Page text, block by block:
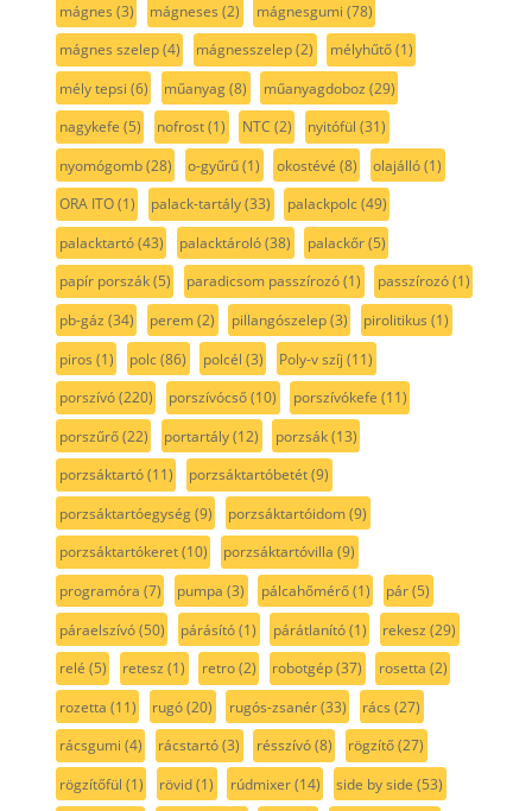
mágnes (3) mágneses (2) mágnesgumi (78)
mágnes szelep(4) mágnesszelep(2) mélyhűtő(1)
mély tepsi (6) műanyag(8) műanyagdoboz (29)
nagykefe (5) nofrost(1) NTC (2) nyitófül (31)
nyomógomb(28) o-gyűrű(1) okostévé (8) olajálló(1)
ORA ITO(1) palack-tartály(33) palackpolc(49)
palacktartó(43) palacktároló(38) palackőr(5)
papír porszák(5) paradicsom passzírozó(1) passzírozó(1)
pb-gáz (34) perem(2) pillangószelep(3) pirolitikus (1)
piros (1) polc(86) polcél (3) Poly-v szíj (11)
porszívó(220) porszívócső(10) porszívókefe (11)
porszűrő(22) portartály(12) porzsák(13)
porzsáktartó(11) porzsáktartóbetét(9)
porzsáktartóegység(9) porzsáktartóidom(9)
porzsáktartókeret(10) porzsáktartóvilla (9)
programóra (7) pumpa (3) pálcahőmérő(1) pár(5)
páraelszívó(50) párásító(1) párátlanító(1) rekesz (29)
relé (5) retesz (1) retro(2) robotgép(37) rosetta (2)
rozetta (11) rugó(20) rugós-zsanér(33) rács (27)
rácsgumi (4) rácstartó(3) résszívó(8) rögzítő(27)
rögzítőfül (1) rövid(1) rúdmixer(14) side by side (53)